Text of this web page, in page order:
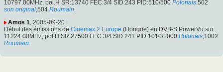
10797.00MHz, pol.H SR:13740 FEC:3/4 SID:243 PID:510/500 Polonais ,502
son original ,504 Roumain
Amos 1 , 2005-09-20
Début des émissions de Cinemax 2 Europe (Hongrie) en DVB-S PowerVu sur
11224.00MHz, pol.H SR:27500 FEC:3/4 SID:241 PID:1010/1000 Polonais ,1002
Roumain